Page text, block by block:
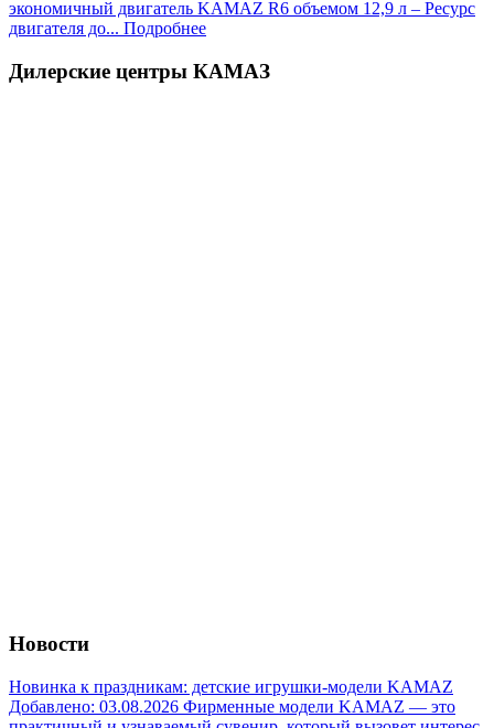
экономичный двигатель KAMAZ R6 объемом 12,9 л – Ресурс
двигателя до... Подробнее
Дилерские центры КАМАЗ
Новости
Новинка к праздникам: детские игрушки-модели KAMAZ
Добавлено: 03.08.2026 Фирменные модели KAMAZ — это